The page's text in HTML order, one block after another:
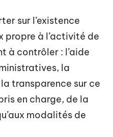
sur l’existence
propre à l’activité de
à contrôler : l’aide
la
transparence sur ce
en charge, de la
modalités de